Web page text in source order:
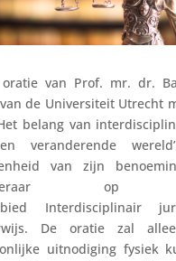
oratie van Prof. mr. dr.
de Universiteit Utrecht
belang van
veranderende
van zijn
op
Interdisciplinair
De oratie zal
uitnodiging fysiek